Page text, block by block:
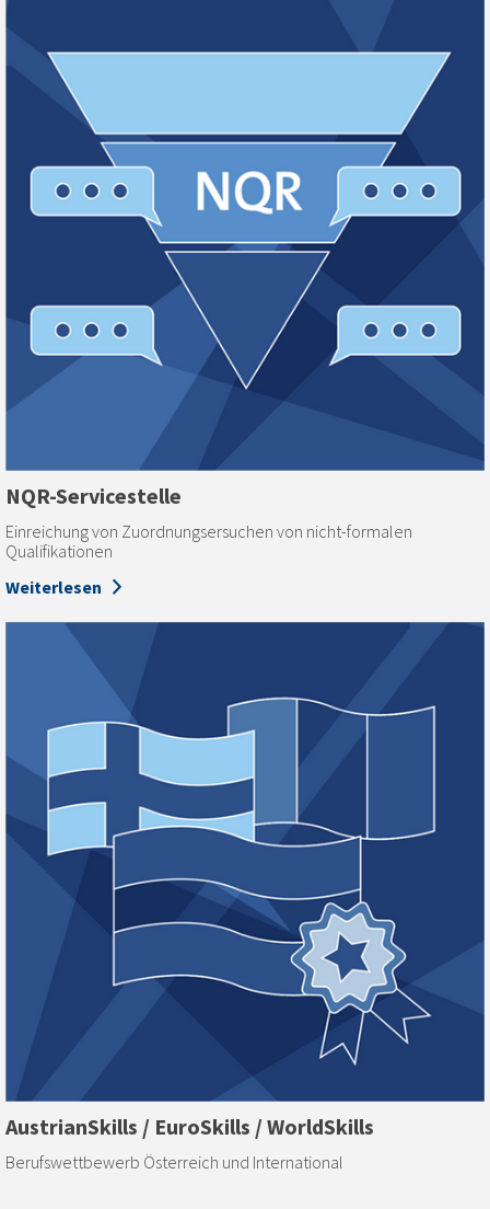
NQR-Servicestelle
Einreichung von Zuordnungsersuchen von nicht-formalen
Qualifikationen
Weiterlesen
AustrianSkills / EuroSkills / WorldSkills
Berufswettbewerb Österreich und International